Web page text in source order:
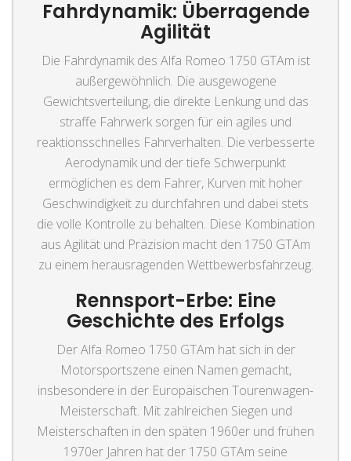
Fahrdynamik: Überragende
Agilität
Die Fahrdynamik des Alfa Romeo 1750 GTAm ist
außergewöhnlich. Die ausgewogene
Gewichtsverteilung, die direkte Lenkung und das
straffe Fahrwerk sorgen für ein agiles und
reaktionsschnelles Fahrverhalten. Die verbesserte
Aerodynamik und der tiefe Schwerpunkt
ermöglichen es dem Fahrer, Kurven mit hoher
Geschwindigkeit zu durchfahren und dabei stets
die volle Kontrolle zu behalten. Diese Kombination
aus Agilität und Präzision macht den 1750 GTAm
zu einem herausragenden Wettbewerbsfahrzeug.
Rennsport-Erbe: Eine
Geschichte des Erfolgs
Der Alfa Romeo 1750 GTAm hat sich in der
Motorsportszene einen Namen gemacht,
insbesondere in der Europäischen Tourenwagen-
Meisterschaft. Mit zahlreichen Siegen und
Meisterschaften in den späten 1960er und frühen
1970er Jahren hat der 1750 GTAm seine